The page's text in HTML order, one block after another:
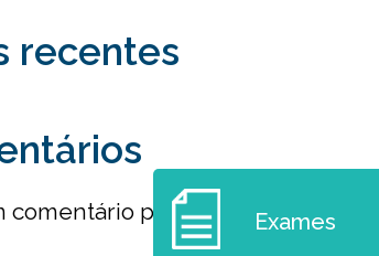
recentes
comentário para mostrar.Exames